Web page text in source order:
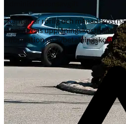
*Räntan är rörlig och
långivarens upplåningskostnader
information se